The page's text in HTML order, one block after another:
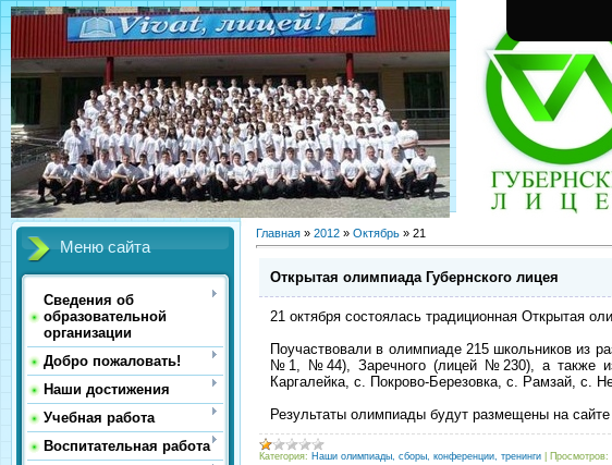
Меню сайта
Сведения об
образовательной
организации
Добро пожаловать!
Наши достижения
Учебная работа
Воспитательная работа
Главная » 2012 » Октябрь » 21
Открытая олимпиада Губернского лицея
21 октября состоялась традиционная Открытая
Поучаствовали в олимпиаде 215 школьников из
№1, №44), Заречного (лицей №230), а также из
Каргалейка, с. Покрово-Березовка, с. Рамзай, с.
Результаты олимпиады будут размещены на сайте
Категория: Наши олимпиады, сборы, конференции, тренинги Просмотров: